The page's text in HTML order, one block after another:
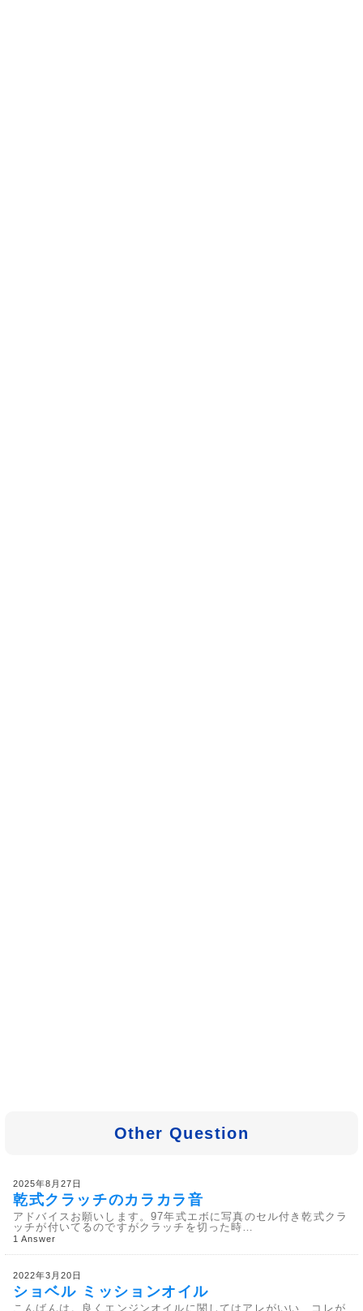
Other Question
2025年8月27日
乾式クラッチのカラカラ音
アドバイスお願いします。97年式エボに写真のセル付き乾式クラ
ッチが付いてるのですがクラッチを切った時…
1 Answer
2022年3月20日
ショベル ミッションオイル
こんばんは。良くエンジンオイルに関してはアレがいい、コレが